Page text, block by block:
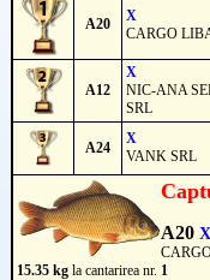
A20
X
CARGO
A12
X
NIC-ANA
SRL
A24
X
VANK SRL
A20
15.35 kg la cantarirea nr. 1